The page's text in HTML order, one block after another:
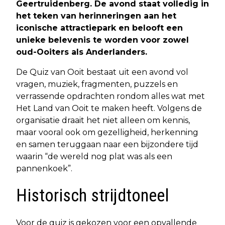
Geertruidenberg. De avond staat volledig in
het teken van herinneringen aan het
iconische attractiepark en belooft een
unieke belevenis te worden voor zowel
oud-Ooiters als Anderlanders.
De Quiz van Ooit bestaat uit een avond vol
vragen, muziek, fragmenten, puzzels en
verrassende opdrachten rondom alles wat met
Het Land van Ooit te maken heeft. Volgens de
organisatie draait het niet alleen om kennis,
maar vooral ook om gezelligheid, herkenning
en samen teruggaan naar een bijzondere tijd
waarin “de wereld nog plat was als een
pannenkoek”.
Historisch strijdtoneel
Voor de quiz is gekozen voor een opvallende